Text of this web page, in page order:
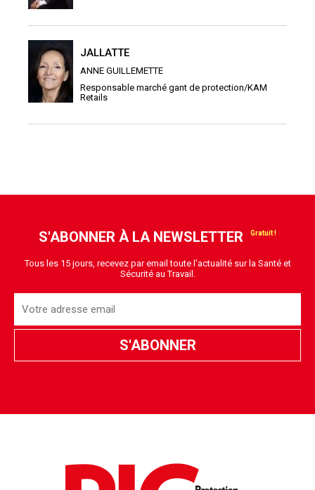
JALLATTE
ANNE GUILLEMETTE
Responsable marché gant de protection/KAM
Retails
S'ABONNER À LA NEWSLETTER
Tous les 15 jours, recevez par email toute l'actualité sur la Santé et
Sécurité au Travail.